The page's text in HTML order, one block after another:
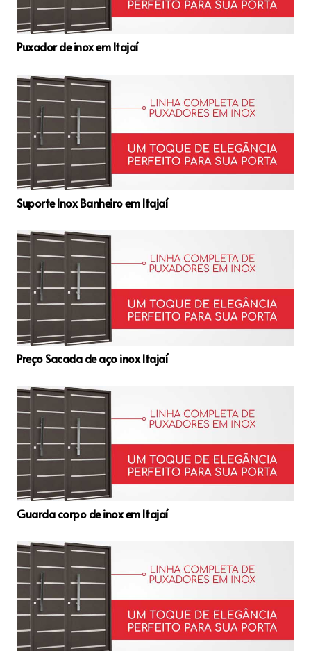
Puxador de inox em Itajaí
Suporte Inox Banheiro em Itajaí
Preço Sacada de aço inox Itajaí
Guarda corpo de inox em Itajaí